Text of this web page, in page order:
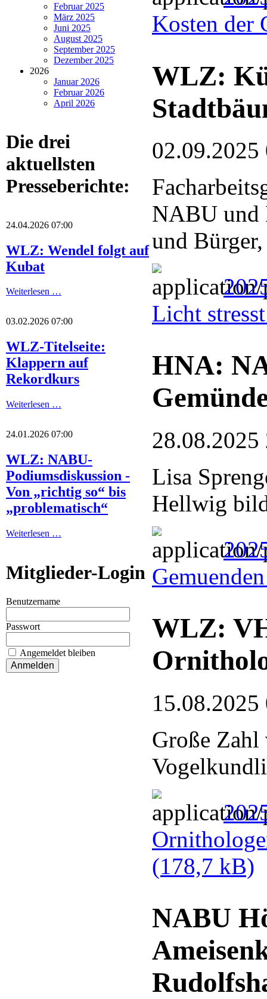
Februar 2025
März 2025
Juni 2025
August 2025
September 2025
Dezember 2025
2026
Januar 2026
Februar 2026
April 2026
Die drei
aktuellsten
Presseberichte:
24.04.2026 07:00
WLZ: Wendel folgt auf
Kubat
Weiterlesen …
03.02.2026 07:00
WLZ-Titelseite:
Klappern auf
Rekordkurs
Weiterlesen …
24.01.2026 07:00
WLZ: NABU-
Podiumsdiskussion -
Von „richtig so“ bis
„problematisch“
Weiterlesen …
Mitglieder-Login
Benutzername
Passwort
Angemeldet bleiben
Kosten der
WLZ:
02.09.2025
NABU und
und Bürger,
Licht
HNA:
28.08.2025
Lisa
Hellwig
WLZ:
15.08.2025
Große Zahl
(178,7 kB)
NABU